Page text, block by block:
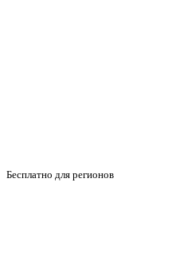
Бесплатно для регионов